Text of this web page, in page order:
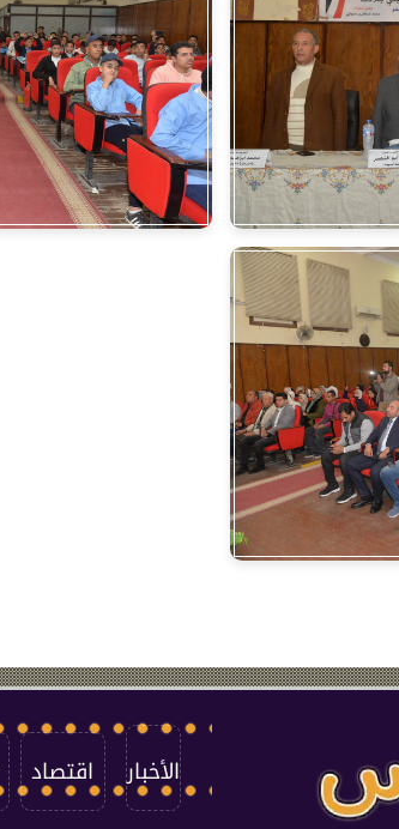
الأخبار اقتصاد